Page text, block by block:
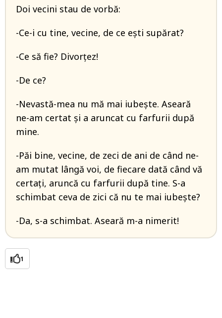
Doi vecini stau de vorbă:
-Ce-i cu tine, vecine, de ce ești supărat?
-Ce să fie? Divorțez!
-De ce?
-Nevastă-mea nu mă mai iubește. Aseară
ne-am certat și a aruncat cu farfurii după
mine.
-Păi bine, vecine, de zeci de ani de când ne-
am mutat lângă voi, de fiecare dată când vă
certați, aruncă cu farfurii după tine. S-a
schimbat ceva de zici că nu te mai iubește?
-Da, s-a schimbat. Aseară m-a nimerit!
1